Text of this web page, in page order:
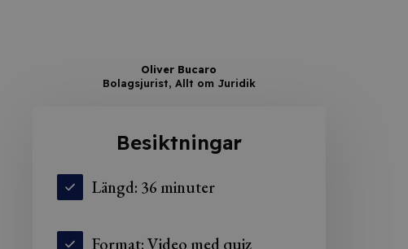
Oliver Bucaro
Bolagsjurist, Allt om Juridik
Besiktningar
Längd: 36 minuter
Format: Video med quiz